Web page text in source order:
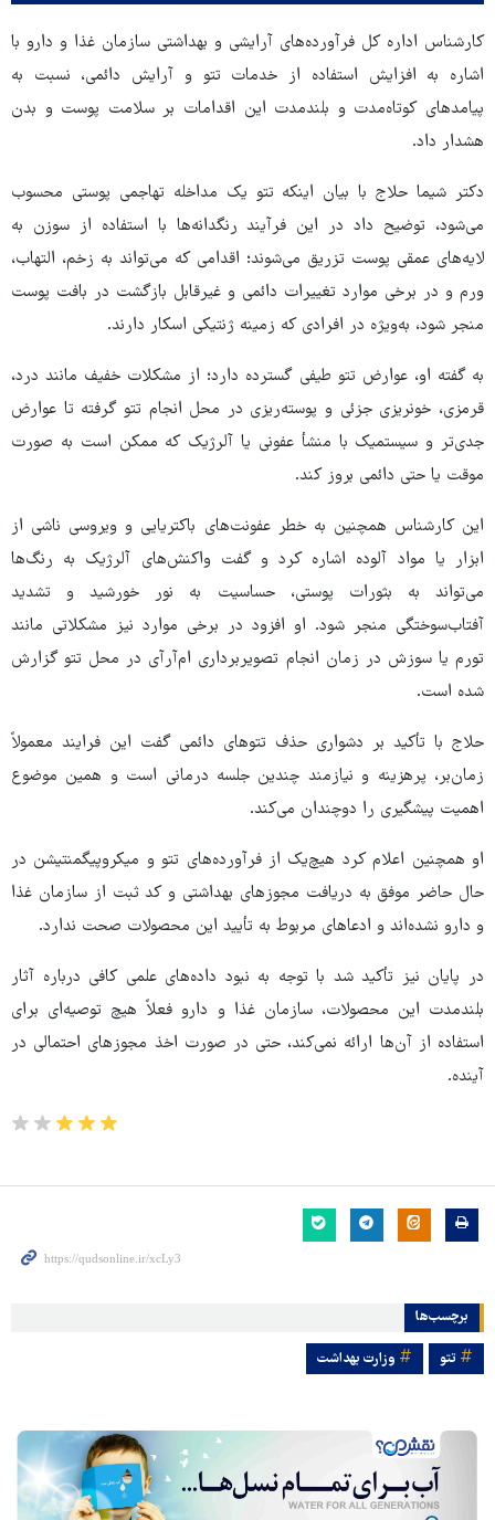
کارشناس اداره کل فرآورده‌های آرایشی و بهداشتی سازمان غذا و دارو با
اشاره به افزایش استفاده از خدمات تتو و آرایش دائمی، نسبت به
پیامدهای کوتاه‌مدت و بلندمدت این اقدامات بر سلامت پوست و بدن
هشدار داد.
دکتر شیما حلاج با بیان اینکه تتو یک مداخله تهاجمی پوستی محسوب
می‌شود، توضیح داد در این فرآیند رنگدانه‌ها با استفاده از سوزن به
لایه‌های عمقی پوست تزریق می‌شوند؛ اقدامی که می‌تواند به زخم، التهاب،
ورم و در برخی موارد تغییرات دائمی و غیرقابل بازگشت در بافت پوست
منجر شود، به‌ویژه در افرادی که زمینه ژنتیکی اسکار دارند.
به گفته او، عوارض تتو طیفی گسترده دارد؛ از مشکلات خفیف مانند درد،
قرمزی، خونریزی جزئی و پوسته‌ریزی در محل انجام تتو گرفته تا عوارض
جدی‌تر و سیستمیک با منشأ عفونی یا آلرژیک که ممکن است به صورت
موقت یا حتی دائمی بروز کند.
این کارشناس همچنین به خطر عفونت‌های باکتریایی و ویروسی ناشی از
ابزار یا مواد آلوده اشاره کرد و گفت واکنش‌های آلرژیک به رنگ‌ها
می‌تواند به بثورات پوستی، حساسیت به نور خورشید و تشدید
آفتاب‌سوختگی منجر شود. او افزود در برخی موارد نیز مشکلاتی مانند
تورم یا سوزش در زمان انجام تصویربرداری ام‌آرآی در محل تتو گزارش
شده است.
حلاج با تأکید بر دشواری حذف تتوهای دائمی گفت این فرایند معمولاً
زمان‌بر، پرهزینه و نیازمند چندین جلسه درمانی است و همین موضوع
اهمیت پیشگیری را دوچندان می‌کند.
او همچنین اعلام کرد هیچ‌یک از فرآورده‌های تتو و میکروپیگمنتیشن در
حال حاضر موفق به دریافت مجوزهای بهداشتی و کد ثبت از سازمان غذا
و دارو نشده‌اند و ادعاهای مربوط به تأیید این محصولات صحت ندارد.
در پایان نیز تأکید شد با توجه به نبود داده‌های علمی کافی درباره آثار
بلندمدت این محصولات، سازمان غذا و دارو فعلاً هیچ توصیه‌ای برای
استفاده از آن‌ها ارائه نمی‌کند، حتی در صورت اخذ مجوزهای احتمالی در
آینده.
برچسب‌ها
تتو وزارت بهداشت